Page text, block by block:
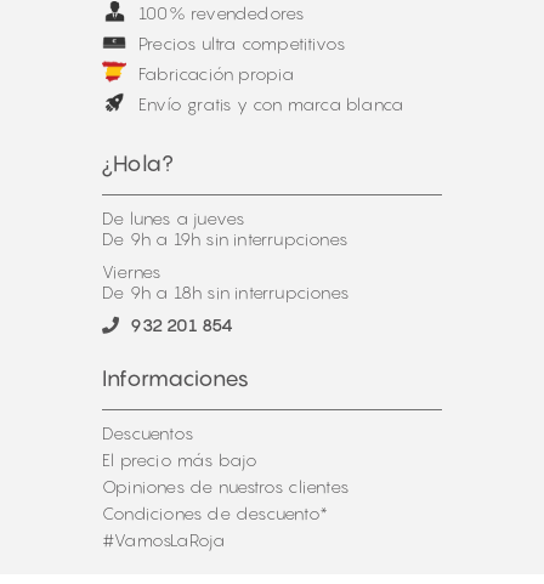
100% revendedores
Precios ultra competitivos
Fabricación propia
Envío gratis y con marca blanca
¿Hola?
De lunes a jueves
De 9h a 19h sin interrupciones
Viernes
De 9h a 18h sin interrupciones
932 201 854
Informaciones
Descuentos
El precio más bajo
Opiniones de nuestros clientes
Condiciones de descuento*
#VamosLaRoja